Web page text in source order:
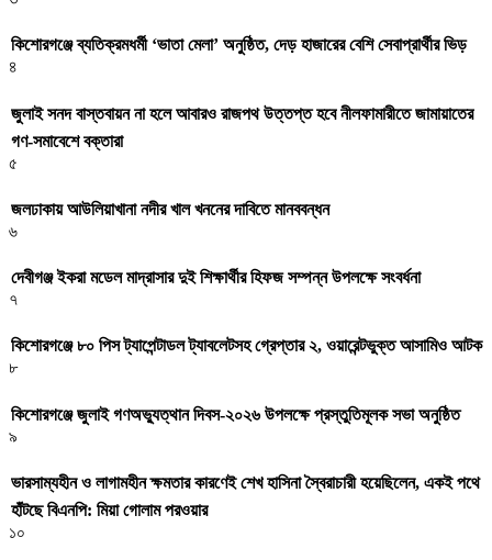
কিশোরগঞ্জে ব্যতিক্রমধর্মী ‘ভাতা মেলা’ অনুষ্ঠিত, দেড় হাজারের বেশি সেবাপ্রার্থীর ভিড়
৪
জুলাই সনদ বাস্তবায়ন না হলে আবারও রাজপথ উত্তপ্ত হবে নীলফামারীতে জামায়াতের
গণ-সমাবেশে বক্তারা
৫
জলঢাকায় আউলিয়াখানা নদীর খাল খননের দাবিতে মানববন্ধন
৬
দেবীগঞ্জ ইকরা মডেল মাদ্রাসার দুই শিক্ষার্থীর হিফজ সম্পন্ন উপলক্ষে সংবর্ধনা
৭
কিশোরগঞ্জে ৮০ পিস ট্যাপেন্টাডল ট্যাবলেটসহ গ্রেপ্তার ২, ওয়ারেন্টভুক্ত আসামিও আটক
৮
কিশোরগঞ্জে জুলাই গণঅভ্যুত্থান দিবস-২০২৬ উপলক্ষে প্রস্তুতিমূলক সভা অনুষ্ঠিত
৯
ভারসাম্যহীন ও লাগামহীন ক্ষমতার কারণেই শেখ হাসিনা স্বৈরাচারী হয়েছিলেন, একই পথে
হাঁটছে বিএনপি: মিয়া গোলাম পরওয়ার
১০